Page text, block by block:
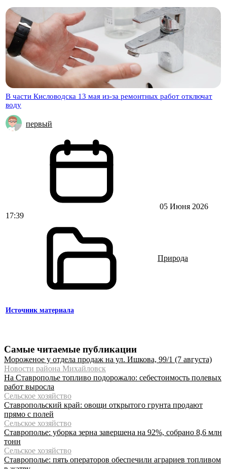
В части Кисловодска 13 мая из-за ремонтных работ отключат
воду
первый
05 Июня 2026
17:39
Природа
Источник материала
Самые читаемые публикации
Мороженое у отдела продаж на ул. Ишкова, 99/1 (7 августа)
Новости района Михайловск
На Ставрополье топливо подорожало: себестоимость полевых
работ выросла
Сельское хозяйство
Ставропольский край: овощи открытого грунта продают
прямо с полей
Сельское хозяйство
Ставрополье: уборка зерна завершена на 92%, собрано 8,6 млн
тонн
Сельское хозяйство
Ставрополье: пять операторов обеспечили аграриев топливом